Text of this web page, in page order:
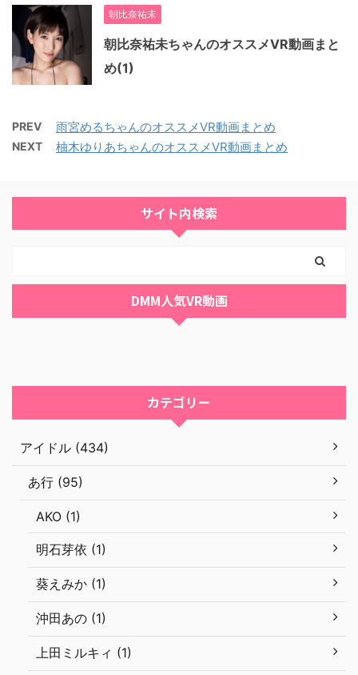
朝比奈祐未
朝比奈祐未ちゃんのオススメVR動画まと
め(1)
PREV 雨宮めるちゃんのオススメVR動画まとめ
NEXT 柚木ゆりあちゃんのオススメVR動画まとめ
サイト内検索
DMM人気VR動画
カテゴリー
アイドル (434)
あ行 (95)
AKO (1)
明石芽依 (1)
葵えみか (1)
沖田あの (1)
上田ミルキィ (1)